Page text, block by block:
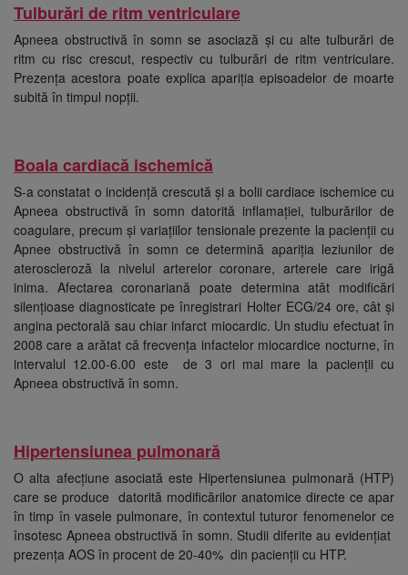
Tulburări de ritm ventriculare
Apneea obstructivă în somn se asociază și cu alte tulburări de
ritm cu risc crescut, respectiv cu tulburări de ritm ventriculare.
Prezența acestora poate explica apariția episoadelor de moarte
subită în timpul nopții.
Boala cardiacă ischemică
S-a constatat o incidență crescută și a bolii cardiace ischemice cu
Apneea obstructivă în somn datorită inflamației, tulburărilor de
coagulare, precum și variațiilor tensionale prezente la pacienții cu
Apnee obstructivă în somn ce determină apariția leziunilor de
ateroscleroză la nivelul arterelor coronare, arterele care irigă
inima. Afectarea coronariană poate determina atât modificări
silențioase diagnosticate pe înregistrari Holter ECG/24 ore, cât și
angina pectorală sau chiar infarct miocardic. Un studiu efectuat în
2008 care a arătat că frecvența infactelor miocardice nocturne, în
intervalul 12.00-6.00 este de 3 ori mai mare la pacienții cu
Apneea obstructivă în somn.
Hipertensiunea pulmonară
O alta afecțiune asociată este Hipertensiunea pulmonară (HTP)
care se produce datorită modificărilor anatomice directe ce apar
în timp în vasele pulmonare, în contextul tuturor fenomenelor ce
însotesc Apneea obstructivă în somn. Studii diferite au evidențiat
prezența AOS în procent de 20-40% din pacienții cu HTP.